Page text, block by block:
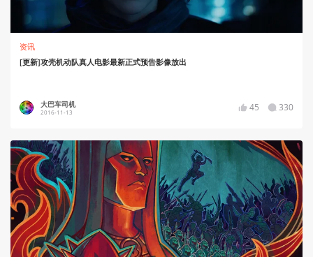
资讯
[更新]攻壳机动队真人电影最新正式预告影像放出
大巴车司机
2016-11-13 45 330